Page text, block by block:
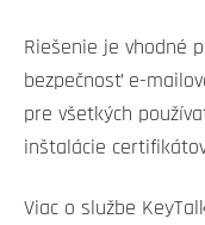
Riešenie je vhodné
bezpečnosť e-
pre všetkých
inštalácie
Viac o službe